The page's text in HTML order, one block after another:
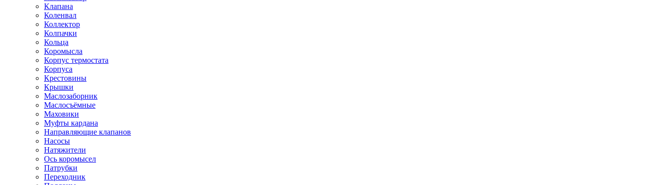
Клапана
Коленвал
Коллектор
Колпачки
Кольца
Коромысла
Корпус термостата
Корпуса
Крестовины
Крышки
Маслозаборник
Маслосъёмные
Маховики
Муфты кардана
Направляющие клапанов
Насосы
Натяжители
Ось коромысел
Патрубки
Переходник